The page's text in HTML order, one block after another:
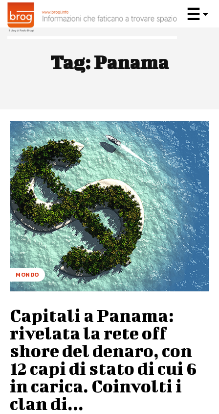
Tag:Panama
MONDO
Capitali a Panama:
rivelata la rete off
shore del denaro, con
12 capi di stato di cui 6
in carica. Coinvolti i
clan di...